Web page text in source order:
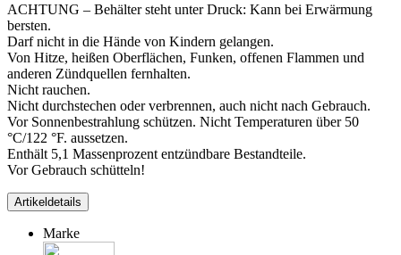
ACHTUNG – Behälter steht unter Druck: Kann bei Erwärmung
bersten.
Darf nicht in die Hände von Kindern gelangen.
Von Hitze, heißen Oberflächen, Funken, offenen Flammen und
anderen Zündquellen fernhalten.
Nicht rauchen.
Nicht durchstechen oder verbrennen, auch nicht nach Gebrauch.
Vor Sonnenbestrahlung schützen. Nicht Temperaturen über 50
°C/122 °F. aussetzen.
Enthält 5,1 Massenprozent entzündbare Bestandteile.
Vor Gebrauch schütteln!
Artikeldetails
Marke